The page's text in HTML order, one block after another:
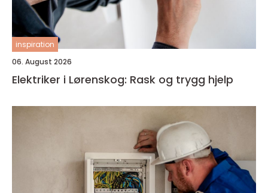
inspiration
06. August 2026
Elektriker i Lørenskog: Rask og trygg hjelp